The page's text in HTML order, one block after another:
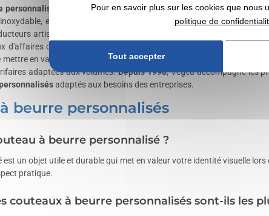
est un ustensile de table conçu pour tartiner
en bois, en bambou ou dans une combinaison de
artisanaux, agences de communication et organisateurs
d'affaires ou des opérations promotionnelles. La
en valeur votre logo ou votre identité visuelle. L'
adaptées aux volumes.Depuis 1998, Vegea accompagne les
adaptés aux besoins des entreprises.
beurre personnalisés
à beurre personnalisé ?
est un objet utile et durable qui met en valeur votre identité visuelle
pratique.
couteaux à beurre personnalisés sont-ils les
Pour en savoir plus sur les cookies que nous
politique de
Tout accepter